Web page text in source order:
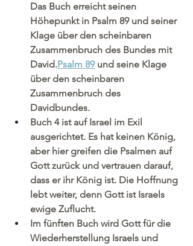
Das Buch erreicht seinen
Höhepunkt in Psalm 89 und seiner
Klage über den scheinbaren
Zusammenbruch des Bundes mit
David.Psalm 89 und seine Klage
über den scheinbaren
Zusammenbruch des
Davidbundes.
Buch 4 ist auf Israel im Exil
ausgerichtet. Es hat keinen König,
aber hier greifen die Psalmen auf
Gott zurück und vertrauen darauf,
dass er ihr König ist. Die Hoffnung
lebt weiter, denn Gott ist Israels
ewige Zuflucht.
Im fünften Buch wird Gott für die
Wiederherstellung Israels und